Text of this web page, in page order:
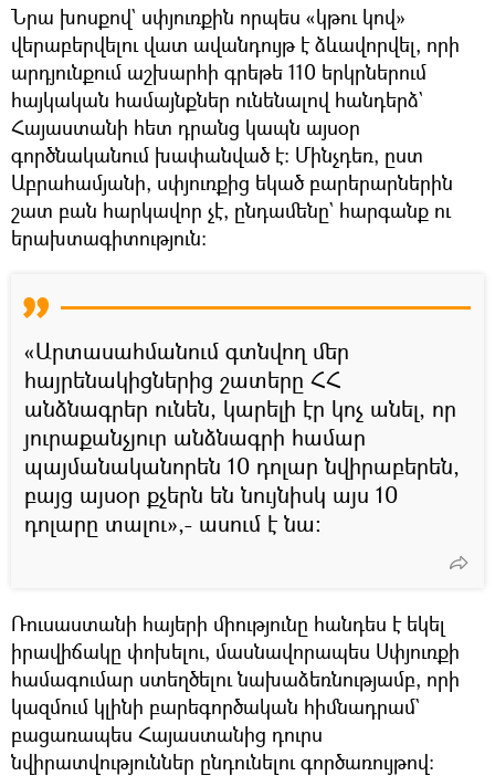
Նրա խոսքով` սփյուռքին որպես «կթու կով»
վերաբերվելու վատ ավանդույթ է ձևավորվել, որի
արդյունքում աշխարհի գրեթե 110 երկրներում
հայկական համայնքներ ունենալով հանդերձ`
Հայաստանի հետ դրանց կապն այսօր
գործնականում խափանված է։ Մինչդեռ, ըստ
Աբրահամյանի, սփյուռքից եկած բարերարներին
շատ բան հարկավոր չէ, ընդամենը` հարգանք ու
երախտագիտություն։
«Արտասահմանում գտնվող մեր
հայրենակիցներից շատերը ՀՀ
անձնագրեր ունեն, կարելի էր կոչ անել, որ
յուրաքանչյուր անձնագրի համար
պայմանականորեն 10 դոլար նվիրաբերեն,
բայց այսօր քչերն են նույնիսկ այս 10
դոլարը տալու»,- ասում է նա։
Ռուսաստանի հայերի միությունը հանդես է եկել
իրավիճակը փոխելու, մասնավորապես Սփյուռքի
համագումար ստեղծելու նախաձեռնությամբ, որի
կազմում կլինի բարեգործական հիմնադրամ`
բացառապես Հայաստանից դուրս
նվիրատվություններ ընդունելու գործառույթով։